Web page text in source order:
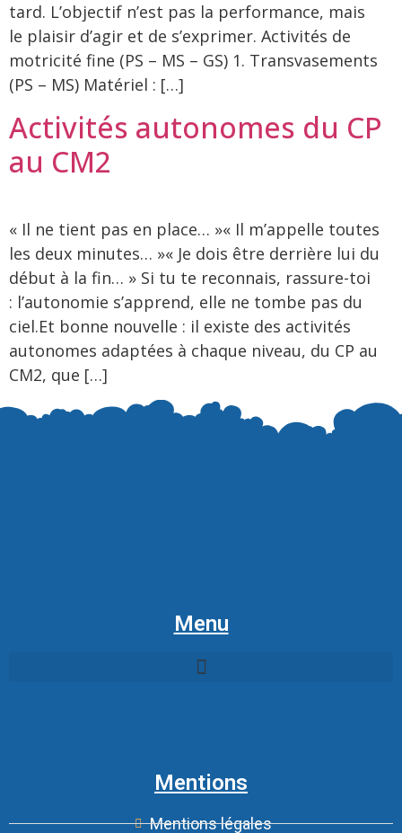
tard. L’objectif n’est pas la performance, mais
le plaisir d’agir et de s’exprimer. Activités de
motricité fine (PS – MS – GS) 1. Transvasements
(PS – MS) Matériel : […]
Activités autonomes du CP
au CM2
« Il ne tient pas en place… »« Il m’appelle toutes
les deux minutes… »« Je dois être derrière lui du
début à la fin… » Si tu te reconnais, rassure-toi
: l’autonomie s’apprend, elle ne tombe pas du
ciel.Et bonne nouvelle : il existe des activités
autonomes adaptées à chaque niveau, du CP au
CM2, que […]
Menu
Mentions
Mentions légales